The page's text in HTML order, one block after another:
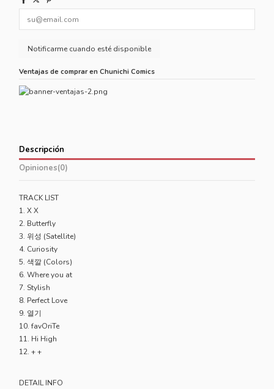
Ventajas de comprar en Chunichi Comics
Descripción
Opiniones(0)
TRACK LIST
1. X X
2. Butterfly
3. 위성 (Satellite)
4. Curiosity
5. 색깔 (Colors)
6. Where you at
7. Stylish
8. Perfect Love
9. 열기
10. favOriTe
11. Hi High
12. + +
DETAIL INFO